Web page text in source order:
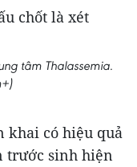
tâm Thalassemia.
khai có hiệu quả
trước sinh hiện